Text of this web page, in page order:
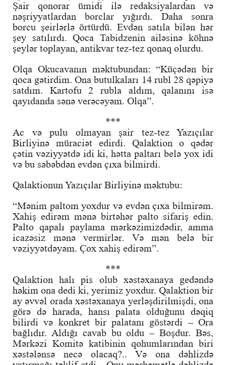
Şair qonorar ümidi ilə redaksiyalardan və
nəşriyyatlardan borclar yığırdı. Daha sonra
borcu şeirlərlə örtürdü. Evdən satıla bilən hər
şey satılırdı. Qoca Tabidzenin ailəsinə köhnə
şeylər toplayan, antikvar tez-tez qonaq olurdu.
Olqa Okucavanın məktubundan: “Küçədən bir
qoca gətirdim. Ona butulkaları 14 rubl 28 qəpiyə
satdım. Kartofu 2 rubla aldım, qalanını isə
qayıdanda sənə verəcəyəm. Olqa”.
***
Ac və pulu olmayan şair tez-tez Yazıçılar
Birliyinə müraciət edirdi. Qalaktion o qədər
çətin vəziyyətdə idi ki, hətta paltarı belə yox idi
və bu səbəbdən evdən çıxa bilmirdi.
Qalaktionun Yazıçılar Birliyinə məktubu:
“Mənim paltom yoxdur və evdən çıxa bilmirəm.
Xahiş edirəm mənə birtəhər palto sifariş edin.
Palto qapalı paylama mərkəzimizdədir, amma
icazəsiz mənə vermirlər. Və mən belə bir
vəziyyətdəyəm. Çox xahiş edirəm”.
***
Qalaktion halı pis olub xəstəxanaya gedəndə
həkim ona dedi ki, yerimiz yoxdur. Qalaktion bir
ay əvvəl orada xəstəxanaya yerləşdirilmişdi, ona
görə də harada, hansı palata olduğunu dəqiq
bilirdi və konkret bir palatanı göstərdi – Ora
bağlıdır. Aldığı cavab bu oldu – Boşdur. Bəs,
Mərkəzi Komitə katibinin qohumlarından biri
xəstələnsə necə olacaq?.. Və ona dəhlizdə